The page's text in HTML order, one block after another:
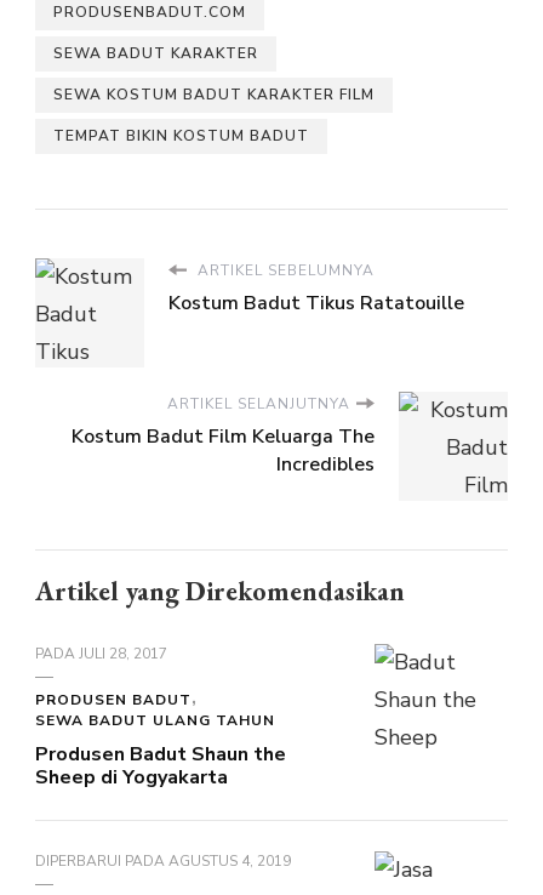
PRODUSENBADUT.COM
SEWA BADUT KARAKTER
SEWA KOSTUM BADUT KARAKTER FILM
TEMPAT BIKIN KOSTUM BADUT
ARTIKEL SEBELUMNYA
Kostum Badut Tikus Ratatouille
ARTIKEL SELANJUTNYA
Kostum Badut Film Keluarga The
Incredibles
Artikel yang Direkomendasikan
PADAJULI 28, 2017
PRODUSEN BADUT
SEWA BADUT ULANG TAHUN
Produsen Badut Shaun the
Sheep di Yogyakarta
DIPERBARUI PADAAGUSTUS 4, 2019